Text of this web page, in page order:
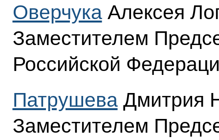
ОверчукаАлексея
Заместителем
Российской
ПатрушеваДмитрия
Заместителем